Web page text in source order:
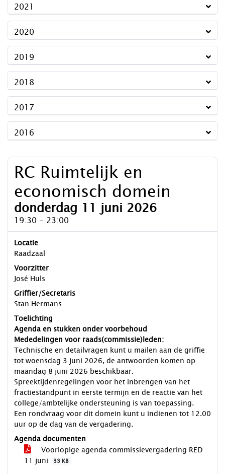
2021
2020
2019
2018
2017
2016
RC Ruimtelijk en
economisch domein
donderdag 11 juni 2026
19:30 - 23:00
Locatie
Raadzaal
Voorzitter
José Huls
Griffier/Secretaris
Stan Hermans
Toelichting
Agenda en stukken onder voorbehoud
Mededelingen voor raads(commissie)leden:
Technische en detailvragen kunt u mailen aan de griffie
tot woensdag 3 juni 2026, de antwoorden komen op
maandag 8 juni 2026 beschikbaar.
Spreektijdenregelingen voor het inbrengen van het
fractiestandpunt in eerste termijn en de reactie van het
college/ambtelijke ondersteuning is van toepassing.
Een rondvraag voor dit domein kunt u indienen tot 12.00
uur op de dag van de vergadering.
Agenda documenten
Voorlopige agenda commissievergadering RED
11 juni
33 KB